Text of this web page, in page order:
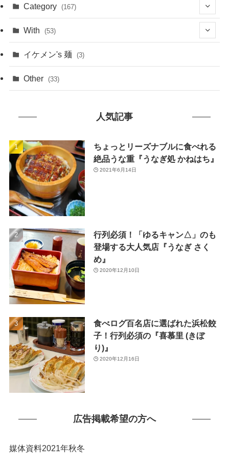
(1)
(38)
(1)
(3)
(26)
(1)
Category (167)
(114)
With (53)
(15)
(43)
(49)
イケメン's 麺 (3)
Other (33)
人気記事
ちょっとリーズナブルに食べれる
絶品うな重『うなぎ処 かねはち』
2021年6月14日
行列必須！「ゆるキャン△」のも
登場する大人気店『うなぎ さく
め』
2020年12月10日
食べログ百名店に選ばれた浜松餃
子！行列必須の『喜慕里 (きぼ
り)』
2020年12月16日
広告掲載希望の方へ
媒体資料2021年秋冬